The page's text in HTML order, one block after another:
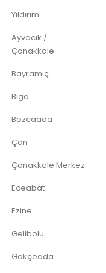
Yıldırım
Ayvacık /
Çanakkale
Bayramiç
Biga
Bozcaada
Çan
Çanakkale Merkez
Eceabat
Ezine
Gelibolu
Gökçeada